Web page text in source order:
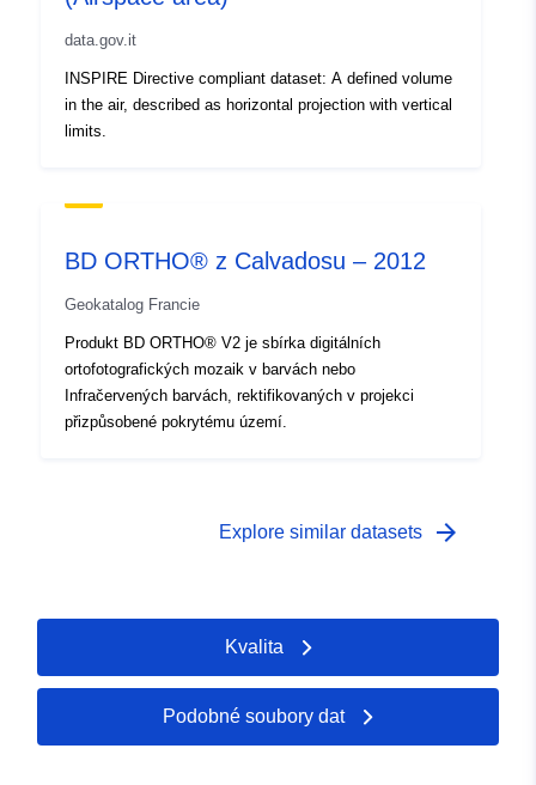
data.gov.it
INSPIRE Directive compliant dataset: A defined volume
in the air, described as horizontal projection with vertical
limits.
BD ORTHO® z Calvadosu – 2012
Geokatalog Francie
Produkt BD ORTHO® V2 je sbírka digitálních
ortofotografických mozaik v barvách nebo
Infračervených barvách, rektifikovaných v projekci
přizpůsobené pokrytému území.
Explore similar datasets arrow_forward
Kvalita
Podobné soubory dat